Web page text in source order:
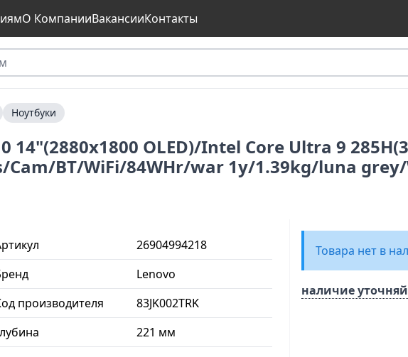
О КомпанииВакансииКонтакты
Ноутбуки
14"(2880x1800 OLED)/Intel Core Ultra 9
Cam/BT/WiFi/84WHr/war 1y/1.39kg/luna grey/
26904994218
Lenovo
производителя
83JK002TRK
221 мм
Товара нет в
наличие